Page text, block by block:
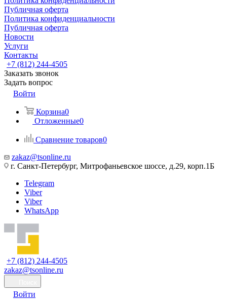
Публичная оферта
Политика конфиденциальности
Публичная оферта
Новости
Услуги
Контакты
+7 (812) 244-4505
Заказать звонок
Задать вопрос
Войти
Корзина0
Отложенные0
Сравнение товаров0
zakaz@tsonline.ru
г. Санкт-Петербург, Митрофаньевское шоссе, д.29, корп.1Б
Telegram
Viber
Viber
WhatsApp
+7 (812) 244-4505
zakaz@tsonline.ru
Войти